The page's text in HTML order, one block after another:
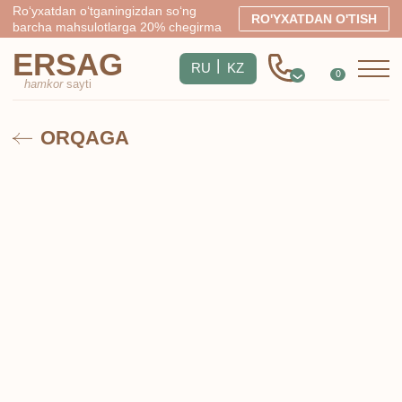
Ro‘yxatdan o‘tganingizdan so‘ng
barcha mahsulotlarga 20% chegirma
RO'YXATDAN O'TISH
0
ERSAG
hamkorsayti
ORQAGA